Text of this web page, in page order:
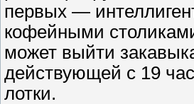
первых —
кофейными
может выйти
действующей с 19
лотки.